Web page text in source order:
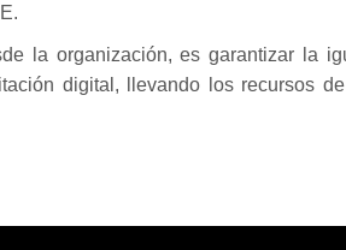
la organización, es garantizar la
digital, llevando los recursos